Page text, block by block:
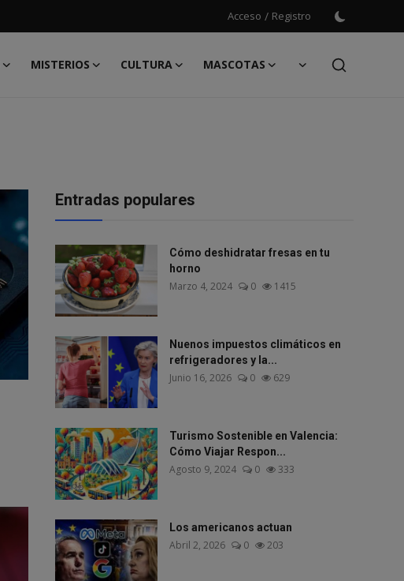
Acceso / Registro
MISTERIOS CULTURA
MASCOTAS
Entradas populares
Cómo deshidratar fresas en tu
horno
Marzo 4, 2024 0 1415
Nuenos impuestos climáticos en
refrigeradores y la...
Junio 16, 2026 0 629
Turismo Sostenible en Valencia:
Cómo Viajar Respon...
Agosto 9, 2024 0 333
Los americanos actuan
Abril 2, 2026 0 203